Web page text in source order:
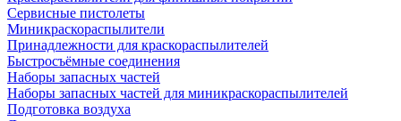
Сервисные пистолеты
Миникраскораспылители
Принадлежности для краскораспылителей
Быстросъёмные соединения
Наборы запасных частей
Наборы запасных частей для миникраскораспылителей
Подготовка воздуха